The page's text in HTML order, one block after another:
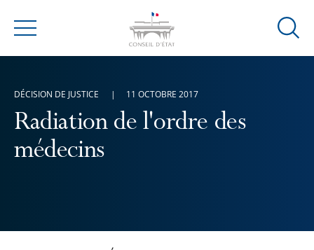
Menu
Ouvrir
Radiation de l'ordre des
médecins
DÉCISION DE JUSTICE 11 OCTOBRE 2017